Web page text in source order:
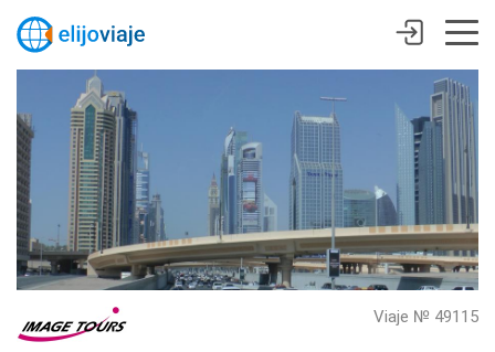
Viaje № 49115